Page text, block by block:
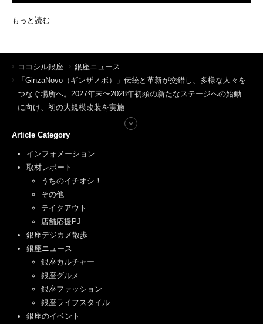
もっと読む
ココシル銀座
銀座ニュース
「GinzaNovo（ギンザノボ）」伝統と革新が交錯し、多様な人々を
つなぐ場所へ。2027年末〜2028年初頭の新たなステージへの始動
に向け、初の大規模改装を実施
Article Category
インフォメーション
取材レポート
うちのイチオシ！
その他
テイクアウト
店舗応援PJ
銀座デジカメ散歩
銀座ニュース
銀座カルチャー
銀座グルメ
銀座ファッション
銀座ライフスタイル
銀座のイベント